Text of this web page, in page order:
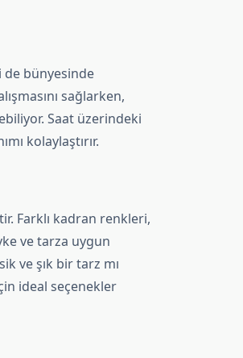
de bünyesinde
sağlarken,
Saat üzerindeki
kolaylaştırır.
Farklı kadran renkleri,
ve tarza uygun
ve şık bir tarz mı
ideal seçenekler